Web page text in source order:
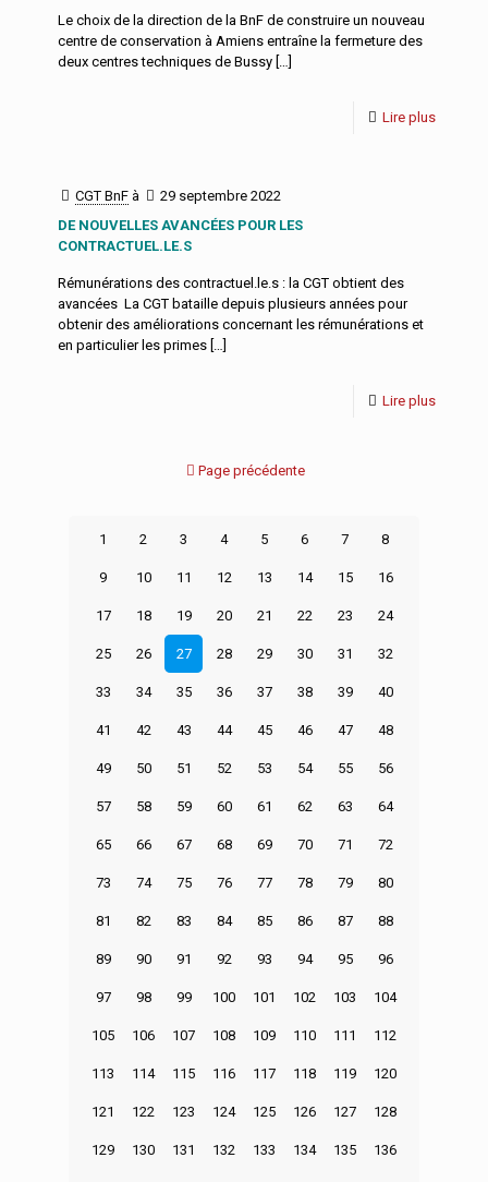
Le choix de la direction de la BnF de construire un nouveau
centre de conservation à Amiens entraîne la fermeture des
deux centres techniques de Bussy […]
Lire plus
CGT BnF à
29 septembre 2022
DE NOUVELLES AVANCÉES POUR LES
CONTRACTUEL.LE.S
Rémunérations des contractuel.le.s : la CGT obtient des
avancées La CGT bataille depuis plusieurs années pour
obtenir des améliorations concernant les rémunérations et
en particulier les primes […]
Lire plus
Page précédente
1 2 3 4 5 6 7 8
9 10 11 12 13 14 15 16
17 18 19 20 21 22 23 24
25 26 27 28 29 30 31 32
33 34 35 36 37 38 39 40
41 42 43 44 45 46 47 48
49 50 51 52 53 54 55 56
57 58 59 60 61 62 63 64
65 66 67 68 69 70 71 72
73 74 75 76 77 78 79 80
81 82 83 84 85 86 87 88
89 90 91 92 93 94 95 96
97 98 99 100 101 102 103 104
105 106 107 108 109 110 111 112
113 114 115 116 117 118 119 120
121 122 123 124 125 126 127 128
129 130 131 132 133 134 135 136